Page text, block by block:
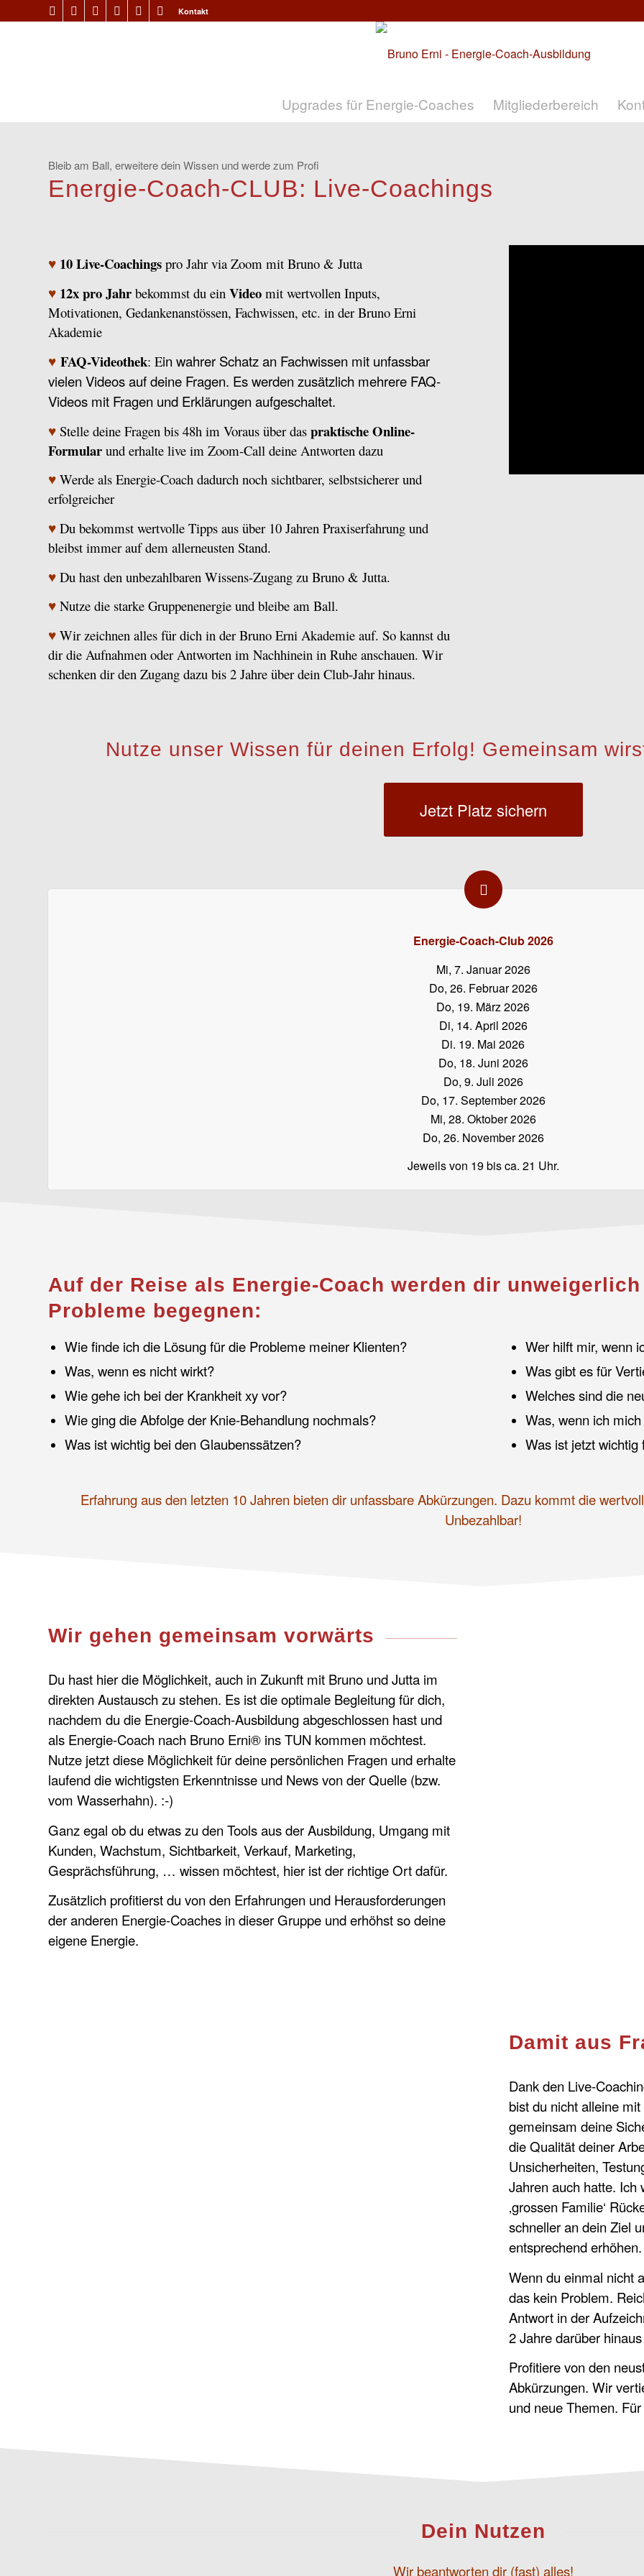
Kontakt
Upgrades für Energie-Coaches Mitgliederbereich
Bleib am Ball, erweitere dein Wissen und werde zum Profi
Energie-Coach-CLUB: Live-Coachings
♥ 10 Live-Coachings pro Jahr via Zoom mit Bruno & Jutta
♥ 12x pro Jahr bekommst du ein Video mit wertvollen Inputs,
Motivationen, Gedankenanstössen, Fachwissen, etc. in der Bruno Erni
Akademie
♥ FAQ-Videothek: Ein wahrer Schatz an Fachwissen mit unfassbar
vielen Videos auf deine Fragen. Es werden zusätzlich mehrere FAQ-
Videos mit Fragen und Erklärungen aufgeschaltet.
♥ Stelle deine Fragen bis 48h im Voraus über das praktische Online-
Formular und erhalte live im Zoom-Call deine Antworten dazu
♥ Werde als Energie-Coach dadurch noch sichtbarer, selbstsicherer und
erfolgreicher
♥ Du bekommst wertvolle Tipps aus über 10 Jahren Praxiserfahrung und
bleibst immer auf dem allerneusten Stand.
♥ Du hast den unbezahlbaren Wissens-Zugang zu Bruno & Jutta.
♥ Nutze die starke Gruppenenergie und bleibe am Ball.
♥ Wir zeichnen alles für dich in der Bruno Erni Akademie auf. So kannst du
dir die Aufnahmen oder Antworten im Nachhinein in Ruhe anschauen. Wir
schenken dir den Zugang dazu bis 2 Jahre über dein Club-Jahr hinaus.
Nutze unser Wissen für deinen Erfolg! Gemeinsam
Jetzt Platz sichern
Energie-Coach-Club 2026
Mi, 7. Januar 2026
Do, 26. Februar 2026
Do, 19. März 2026
Di, 14. April 2026
Di. 19. Mai 2026
Do, 18. Juni 2026
Do, 9. Juli 2026
Do, 17. September 2026
Mi, 28. Oktober 2026
Do, 26. November 2026
Jeweils von 19 bis ca. 21 Uhr.
Auf der Reise als Energie-Coach werden dir unweigerlich
Probleme begegnen:
Wie finde ich die Lösung für die Probleme meiner Klienten?
Was, wenn es nicht wirkt?
Wie gehe ich bei der Krankheit xy vor?
Wie ging die Abfolge der Knie-Behandlung nochmals?
Was ist wichtig bei den Glaubenssätzen?
Wer hilft mir, wenn
Was gibt es für
Welches sind die
Was, wenn ich
Was ist jetzt wichtig
Erfahrung aus den letzten 10 Jahren bieten dir unfassbare Abkürzungen. Dazu kommt die
Unbezahlbar!
Wir gehen gemeinsam vorwärts
Du hast hier die Möglichkeit, auch in Zukunft mit Bruno und Jutta im
direkten Austausch zu stehen. Es ist die optimale Begleitung für dich,
nachdem du die Energie-Coach-Ausbildung abgeschlossen hast und
als Energie-Coach nach Bruno Erni® ins TUN kommen möchtest.
Nutze jetzt diese Möglichkeit für deine persönlichen Fragen und erhalte
laufend die wichtigsten Erkenntnisse und News von der Quelle (bzw.
vom Wasserhahn). :-)
Ganz egal ob du etwas zu den Tools aus der Ausbildung, Umgang mit
Kunden, Wachstum, Sichtbarkeit, Verkauf, Marketing,
Gesprächsführung, … wissen möchtest, hier ist der richtige Ort dafür.
Zusätzlich profitierst du von den Erfahrungen und Herausforderungen
der anderen Energie-Coaches in dieser Gruppe und erhöhst so deine
eigene Energie.
Damit aus
Dank den Live-
bist du nicht alleine
gemeinsam deine
die Qualität deiner
Unsicherheiten,
Jahren auch hatte. Ich
‚grossen Familie‘
schneller an dein Ziel
entsprechend erhöhen.
Wenn du einmal nicht
das kein Problem.
Antwort in der
2 Jahre darüber
Profitiere von den
Abkürzungen. Wir
und neue Themen.
Dein Nutzen
Wir beantworten dir (fast) alles!